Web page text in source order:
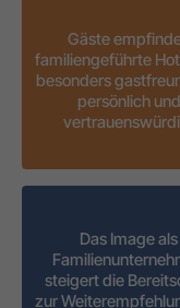
Gäste
familiengeführte
besonders
persönlich und
Das Image als
steigert die
zur